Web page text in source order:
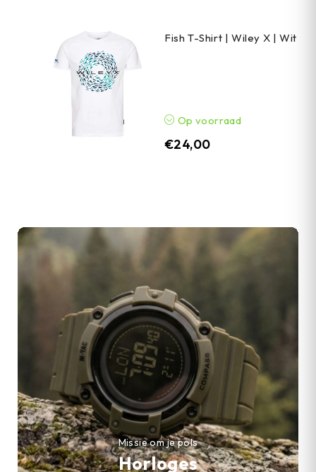
Fish T-Shirt | Wiley X | Wit
Op voorraad
€24,00
Horloges
Missie om je pols